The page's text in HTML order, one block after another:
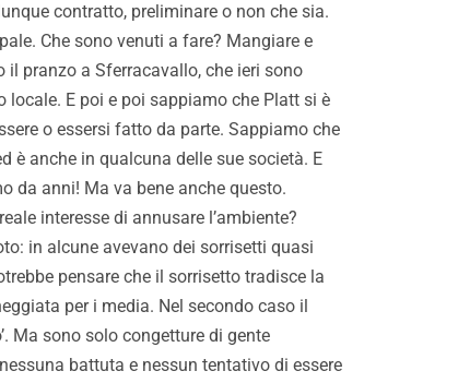
contratto, preliminare o non che sia.
Che sono venuti a fare? Mangiare e
il pranzo a Sferracavallo, che ieri sono
E poi e poi sappiamo che Platt si è
o essersi fatto da parte. Sappiamo che
è anche in qualcuna delle sue società. E
da anni! Ma va bene anche questo.
interesse di annusare l’ambiente?
in alcune avevano dei sorrisetti quasi
pensare che il sorrisetto tradisce la
per i media. Nel secondo caso il
Ma sono solo congetture di gente
battuta e nessun tentativo di essere
Barbera: così
i ricavi
VIDEO – Palermo-Melbourne 2-0:
gli highlights del match